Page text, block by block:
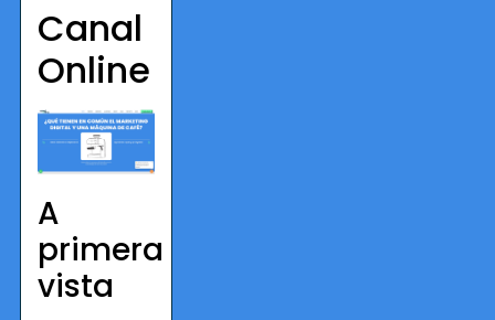
Canal
Online
A
primera
vista